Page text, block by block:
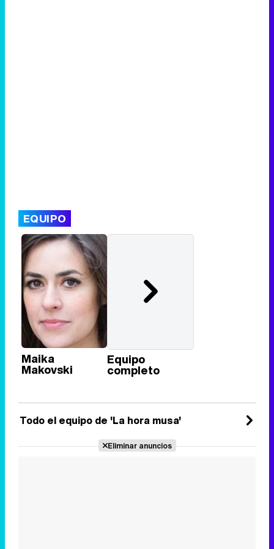
EQUIPO
Maika
Makovski
Equipo
completo
Todo el equipo de 'La hora musa'
Eliminar anuncios